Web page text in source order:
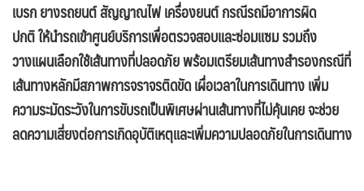
เบรก ยางรถยนต์ สัญญาณไฟ เครื่องยนต์ กรณีรถมีอาการผิด
ปกติให้นำรถเข้าศูนย์บริการเพื่อตรวจสอบและซ่อมแซม รวมถึง
วางแผนเลือกใช้เส้นทางที่ปลอดภัย พร้อมเตรียมเส้นทางสำรองกรณีที่
เส้นทางหลักมีสภาพการจราจรติดขัด เผื่อเวลาในการเดินทาง เพิ่ม
ความระมัดระวังในการขับรถเป็นพิเศษผ่านเส้นทางที่ไม่คุ้นเคย จะช่วย
ลดความเสี่ยงต่อการเกิดอุบัติเหตุและเพิ่มความปลอดภัยในการเดินทาง